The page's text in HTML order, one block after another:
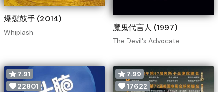
爆裂鼓手 (2014)
Whiplash 魔鬼代言人 (1997)
The Devil's Advocate
7.91
22801
7.99
17622